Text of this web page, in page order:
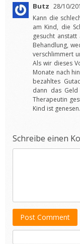
Butz 28/10/
Kann die
am Kind, die
gesucht
Behandlung,
verschlimmert
Als wir dieses
Monate nach
bezahltes
dann das
Therapeutin
Kind ist genesen.
Schreibe einen
Post Comment